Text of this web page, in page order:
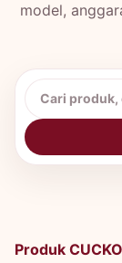
model,
Cari produk
Produk